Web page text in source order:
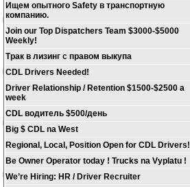
Ищем опытного Safety в транспортную
компанию.
Join our Top Dispatchers Team $3000-$5000
Weekly!
Трак в лизинг с правом выкупа
CDL Drivers Needed!
Driver Relationship / Retention $1500-$2500 a
week
CDL водитель $500/день
Big $ CDL na West
Regional, Local, Position Open for CDL Drivers!
Be Owner Operator today ! Trucks na Vyplatu !
We’re Hiring: HR / Driver Recruiter